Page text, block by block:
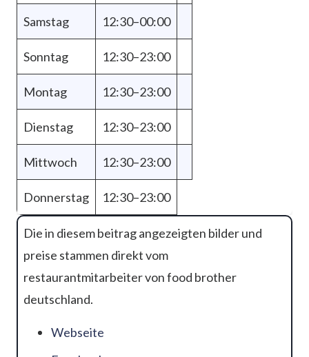
Samstag 12:30–00:00
Sonntag 12:30–23:00
Montag 12:30–23:00
Dienstag 12:30–23:00
Mittwoch 12:30–23:00
Donnerstag 12:30–23:00
Die in diesem beitrag angezeigten bilder und
preise stammen direkt vom
restaurantmitarbeiter von food brother
deutschland.
Webseite